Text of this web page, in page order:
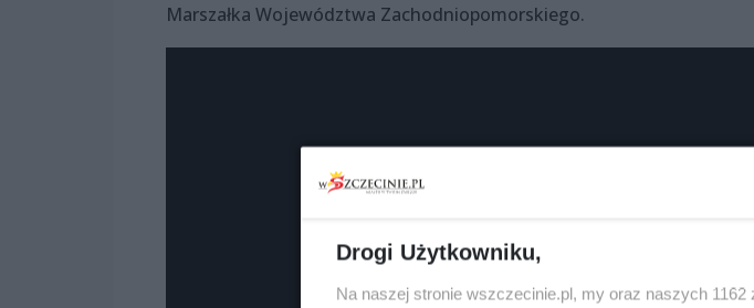
Marszałka Województwa Zachodniopomorskiego.
Drogi Użytkowniku,
Na naszej stronie wszczecinie.pl, my oraz naszych